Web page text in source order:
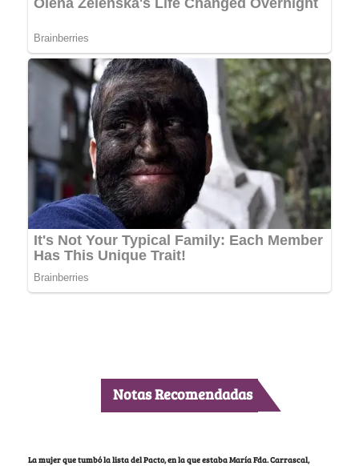
Notas Recomendadas
La mujer que tumbó la lista del Pacto, en la que estaba María Fda. Carrascal,